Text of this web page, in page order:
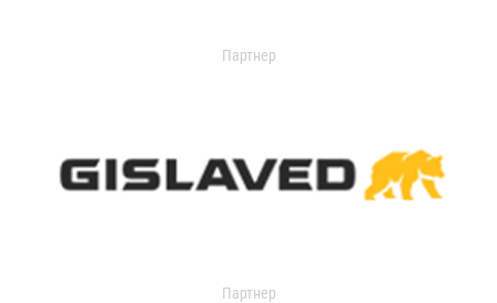
Партнер
Партнер